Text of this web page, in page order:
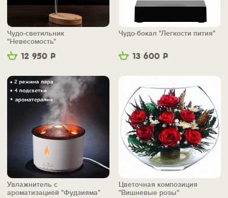
12 950 Р
Чудо-светильник
"Невесомость"
13 600 Р
Чудо-бокал "Легкости пития"
Увлажнитель с
ароматизацией "Фудзияма"
Цветочная композиция
"Вишневые розы"